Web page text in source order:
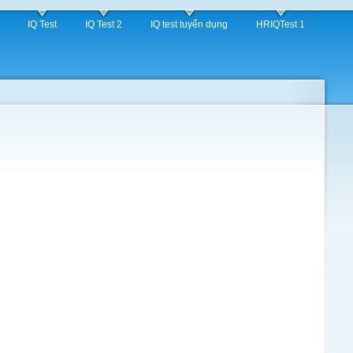
IQ Test IQ Test 2 IQ test tuyển dụng HRIQTest 1